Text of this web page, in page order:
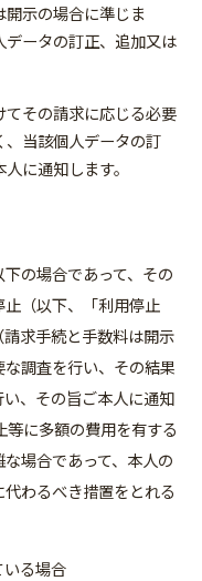
示の場合に準じま
ータの訂正、追加又は
その請求に応じる必要
当該個人データの訂
に通知します。
の場合であって、その
（以下、「利用停止
求手続と手数料は開示
調査を行い、その結果
、その旨ご本人に通知
等に多額の費用を有する
場合であって、本人の
わるべき措置をとれる
る場合